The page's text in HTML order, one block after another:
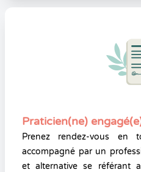
Praticien(ne)
Prenez rendez-vous en
accompagné par un
et alternative se référant